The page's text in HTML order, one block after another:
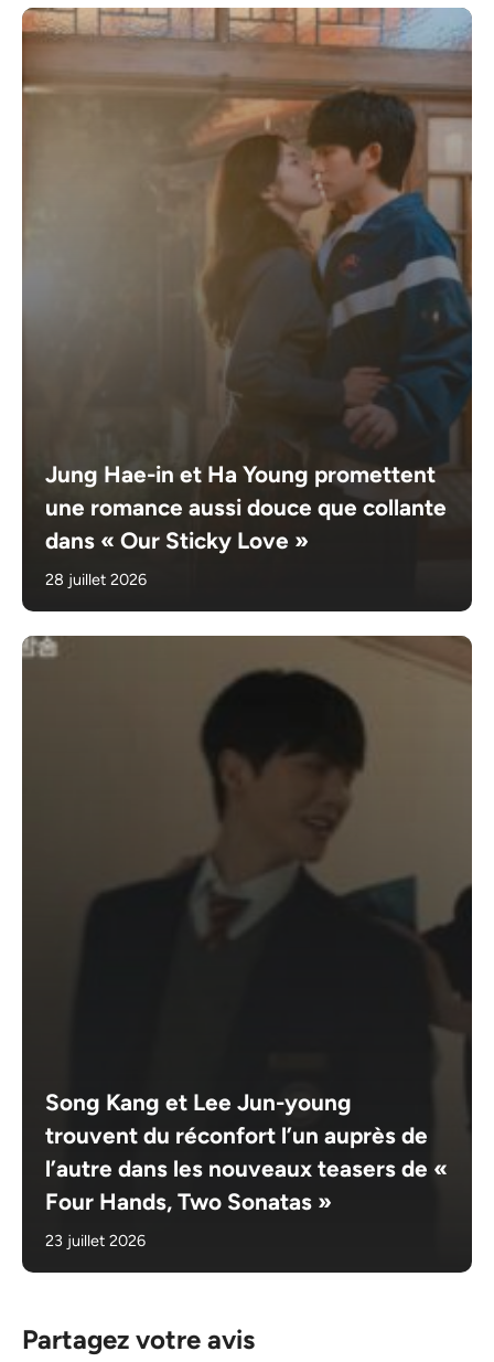
Jung Hae-in et Ha Young promettent
une romance aussi douce que collante
dans « Our Sticky Love »
28 juillet 2026
Song Kang et Lee Jun-young
trouvent du réconfort l’un auprès de
l’autre dans les nouveaux teasers de «
Four Hands, Two Sonatas »
23 juillet 2026
Partagez votre avis